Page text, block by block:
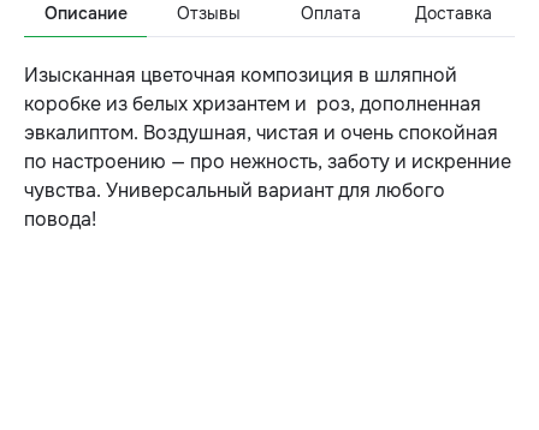
Описание Отзывы Оплата Доставка
Изысканная цветочная композиция в шляпной
коробке из белых хризантем и роз, дополненная
эвкалиптом. Воздушная, чистая и очень спокойная
по настроению — про нежность, заботу и искренние
чувства. Универсальный вариант для любого
повода!